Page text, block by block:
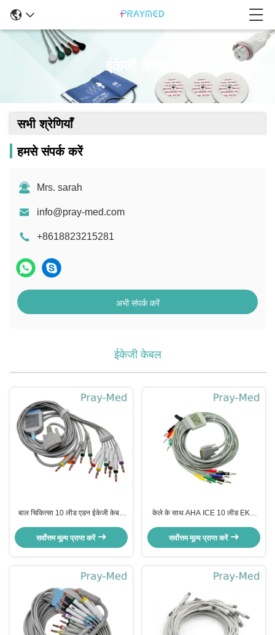
ईकेजी केबल
सभी श्रेणियाँ
हमसे संपर्क करें
Mrs. sarah
info@pray-med.com
+8618823215281
अभी संपर्क करें
ईकेजी केबल
बाल चिकित्सा 10 लीड एडन ईकेजी केबल
टीपीयू जैकेट
सर्वोत्तम मूल्य प्राप्त करें
केले के साथ AHA ICE 10 लीड EKG
1206
सर्वोत्तम मूल्य प्राप्त करें